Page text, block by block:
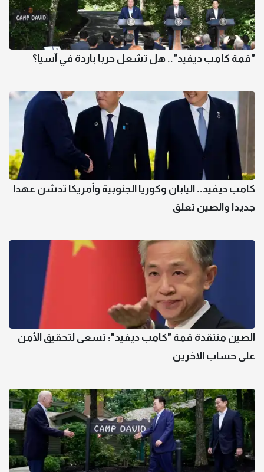
"قمة كامب ديفيد".. هل تشعل حربا باردة في آسيا؟
كامب ديفيد.. اليابان وكوريا الجنوبية وأمريكا تدشن عهدا
جديدا والصين تعلق
الصين منتقدة قمة "كامب ديفيد": تسعى لتحقيق الأمن
على حساب الآخرين